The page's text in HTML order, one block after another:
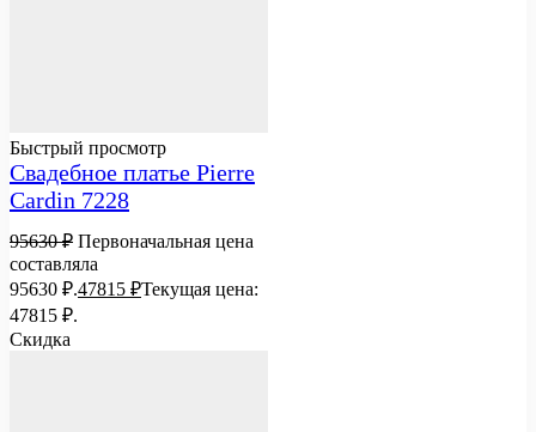
Быстрый просмотр
Свадебное платье Pierre
Cardin 7228
95630₽ Первоначальная цена
составляла
95630 ₽.47815 ₽Текущая цена:
47815 ₽.
Скидка